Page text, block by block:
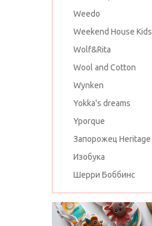
Weedo
Weekend House Kids
Wolf&Rita
Wool and Cotton
Wynken
Yokka's dreams
Yporque
Запорожец Heritage
Изобука
Шерри Боббинс